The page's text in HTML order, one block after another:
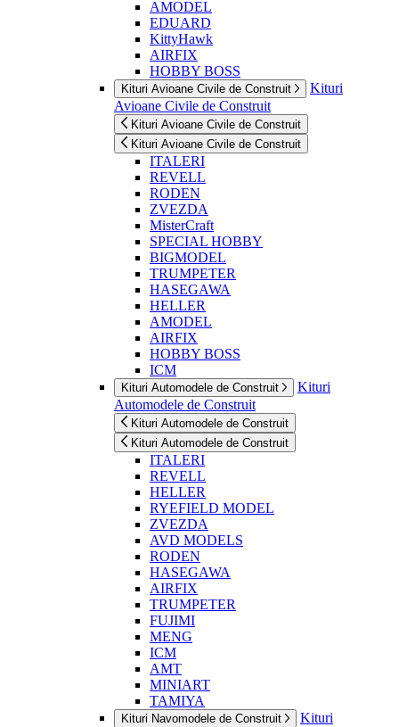
AMODEL
EDUARD
KittyHawk
AIRFIX
HOBBY BOSS
Kituri Avioane Civile de Construit
Kituri
Avioane Civile de Construit
Kituri Avioane Civile de Construit
Kituri Avioane Civile de Construit
ITALERI
REVELL
RODEN
ZVEZDA
MisterCraft
SPECIAL HOBBY
BIGMODEL
TRUMPETER
HASEGAWA
HELLER
AMODEL
AIRFIX
HOBBY BOSS
ICM
Kituri Automodele de Construit
Kituri
Automodele de Construit
Kituri Automodele de Construit
Kituri Automodele de Construit
ITALERI
REVELL
HELLER
RYEFIELD MODEL
ZVEZDA
AVD MODELS
RODEN
HASEGAWA
AIRFIX
TRUMPETER
FUJIMI
MENG
ICM
AMT
MINIART
TAMIYA
Kituri Navomodele de Construit
Kituri